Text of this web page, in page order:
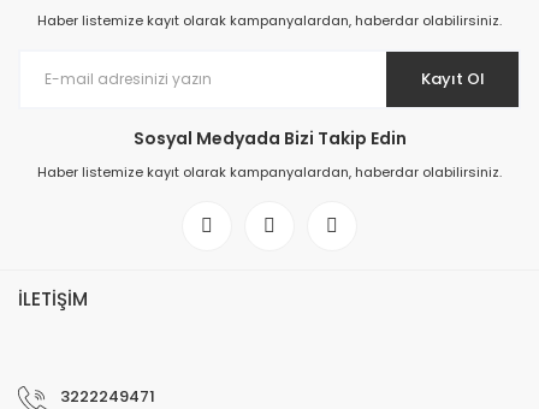
Haber listemize kayıt olarak kampanyalardan, haberdar olabilirsiniz.
Kayıt Ol
Sosyal Medyada Bizi Takip Edin
Haber listemize kayıt olarak kampanyalardan, haberdar olabilirsiniz.
İLETİŞİM
3222249471